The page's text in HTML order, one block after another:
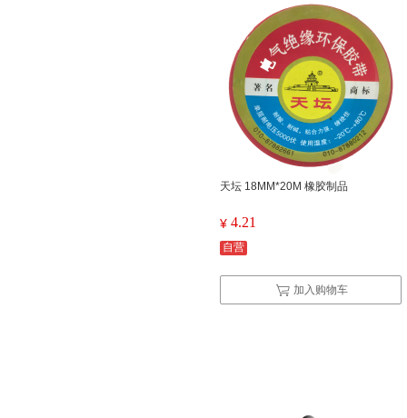
天坛 18MM*20M 橡胶制品
¥ 4.21
自营
加入购物车